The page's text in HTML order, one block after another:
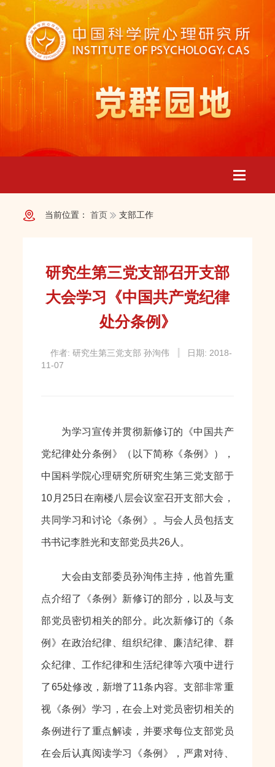
当前位置： 首页 支部工作
研究生第三党支部召开支部
大会学习《中国共产党纪律
处分条例》
作者: 研究生第三党支部 孙洵伟
日期: 2018-
11-07
为学习宣传并贯彻新修订的《中国共产
党纪律处分条例》（以下简称《条例》），
中国科学院心理研究所研究生第三党支部于
10月25日在南楼八层会议室召开支部大会，
共同学习和讨论《条例》。与会人员包括支
书书记李胜光和支部党员共26人。
大会由支部委员孙洵伟主持，他首先重
点介绍了《条例》新修订的部分，以及与支
部党员密切相关的部分。此次新修订的《条
例》在政治纪律、组织纪律、廉洁纪律、群
众纪律、工作纪律和生活纪律等六项中进行
了65处修改，新增了11条内容。支部非常重
视《条例》学习，在会上对党员密切相关的
条例进行了重点解读，并要求每位支部党员
在会后认真阅读学习《条例》，严肃对待、